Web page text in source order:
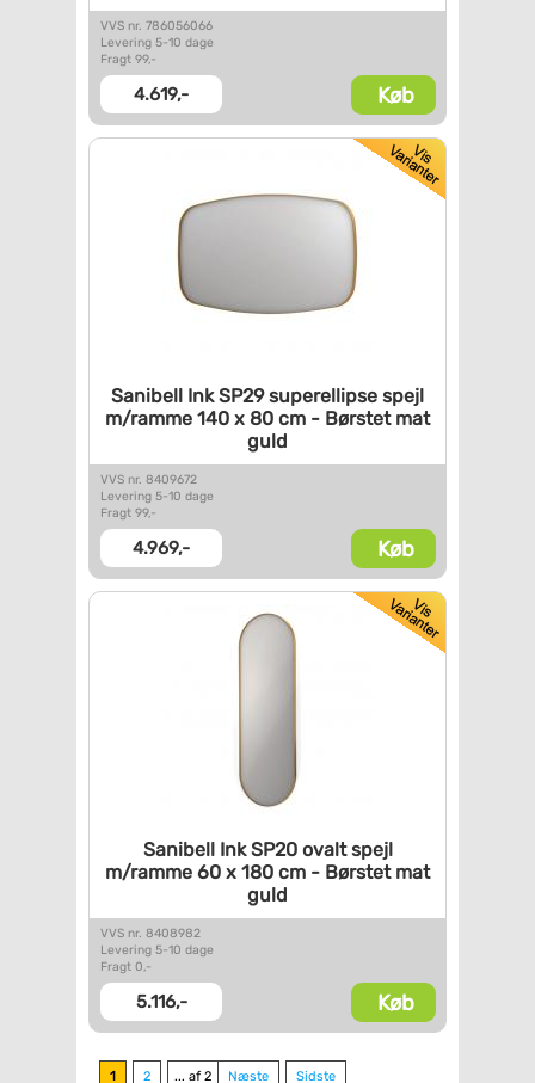
VVS nr. 786056066
Levering 5-10 dage
Fragt 99,-
4.619,- Køb
Sanibell Ink SP29 superellipse spejl
m/ramme 140 x 80 cm - Børstet mat
guld
VVS nr. 8409672
Levering 5-10 dage
Fragt 99,-
4.969,- Køb
Sanibell Ink SP20 ovalt spejl
m/ramme 60 x 180 cm - Børstetmat
guld
VVS nr. 8408982
Levering 5-10 dage
Fragt 0,-
5.116,- Køb
1 2 ... af 2 Næste Sidste